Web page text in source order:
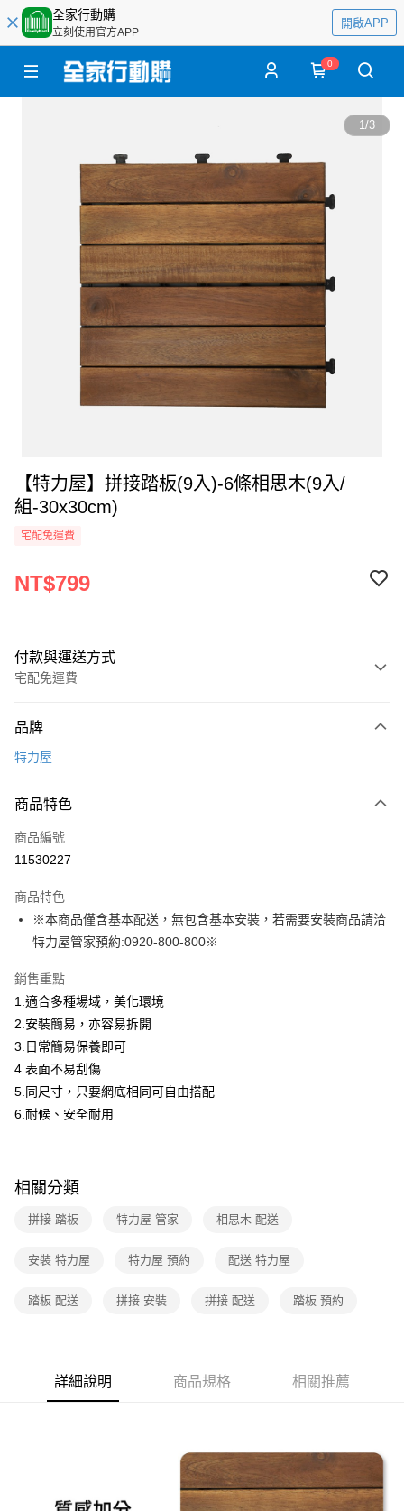
全家行動購
立刻使用官方APP
開啟APP
0
1/3
【特力屋】拼接踏板(9入)-6條相思木(9入/
組-30x30cm)
宅配免運費
NT$799
付款與運送方式
宅配免運費
全家線上支付
本島宅配-活動商品
免運費
品牌
特力屋
商品特色
商品編號
11530227
商品特色
※本商品僅含基本配送，無包含基本安裝，若需要安裝商品請洽
特力屋管家預約:0920-800-800※
銷售重點
1.適合多種場域，美化環境
2.安裝簡易，亦容易拆開
3.日常簡易保養即可
4.表面不易刮傷
5.同尺寸，只要網底相同可自由搭配
6.耐候、安全耐用
相關分類
拼接 踏板 特力屋 管家 相思木 配送
安裝 特力屋 特力屋 預約 配送 特力屋
踏板 配送 拼接 安裝 拼接 配送 踏板 預約
詳細說明 商品規格 相關推薦